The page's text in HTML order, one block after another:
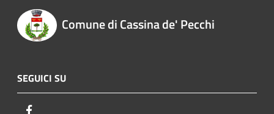
Comune di Cassina de' Pecchi
SEGUICI SU